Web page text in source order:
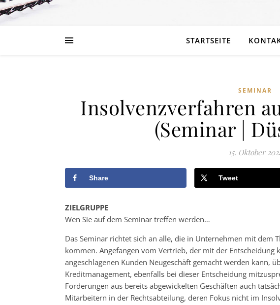
STARTSEITE
SEMINAR
Insolvenzverfahren
(Seminar |
15. Oktober
Share Tweet
ZIELGRUPPE
Wen Sie auf dem Seminar treffen werden…
Das Seminar richtet sich an alle, die in Unternehmen mit dem
kommen. Angefangen vom Vertrieb, der mit der
angeschlagenen Kunden Neugeschäft gemacht werden kann,
Kreditmanagement, ebenfalls bei dieser Entscheidung
Forderungen aus bereits abgewickelten Geschäften auch
Mitarbeitern in der Rechtsabteilung, deren Fokus nicht im